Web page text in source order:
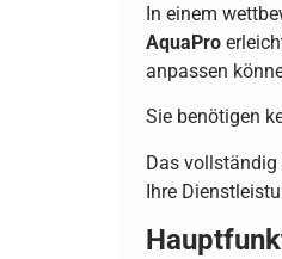
In einem
AquaPro
anpassen
Sie benötigen
Das vollständig
Ihre